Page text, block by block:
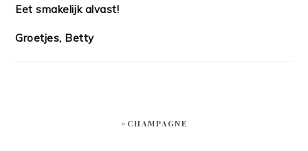
Eet smakelijk alvast!
Groetjes, Betty
#CHAMPAGNE